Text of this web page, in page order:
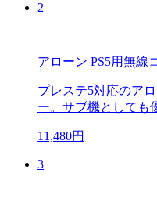
2
アローン PS5用無線
プレステ5対応のア
ー。サブ機としても
11,480円
3